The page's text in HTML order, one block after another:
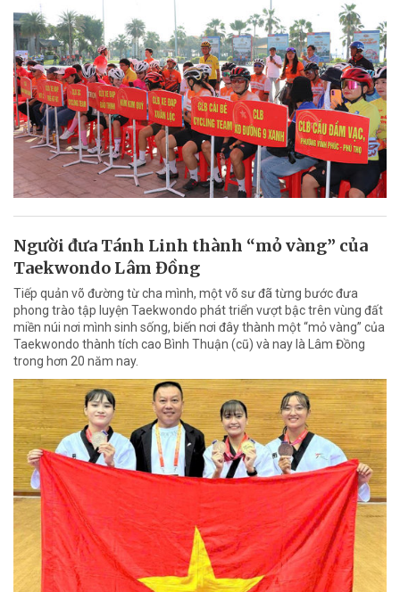
Người đưa Tánh Linh thành “mỏ vàng” của
Taekwondo Lâm Đồng
Tiếp quản võ đường từ cha mình, một võ sư đã từng bước đưa
phong trào tập luyện Taekwondo phát triển vượt bậc trên vùng đất
miền núi nơi mình sinh sống, biến nơi đây thành một “mỏ vàng” của
Taekwondo thành tích cao Bình Thuận (cũ) và nay là Lâm Đồng
trong hơn 20 năm nay.